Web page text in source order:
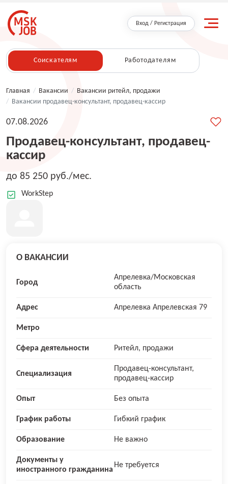
Вход / Регистрация
Соискателям Работодателям
Главная / Вакансии / Вакансии ритейл, продажи
/ Вакансии продавец-консультант, продавец-кассир
Продавец-консультант, продавец-
кассир
07.08.2026
до 85 250 руб./мес.
WorkStep
О ВАКАНСИИ
Город
Апрелевка/Московская
область
Адрес Апрелевка Апрелевская 79
Метро
Сфера деятельности Ритейл, продажи
Специализация
Продавец-консультант,
продавец-кассир
Опыт Без опыта
График работы Гибкий график
Образование Не важно
Документы у
иностранного гражданина
Не требуется